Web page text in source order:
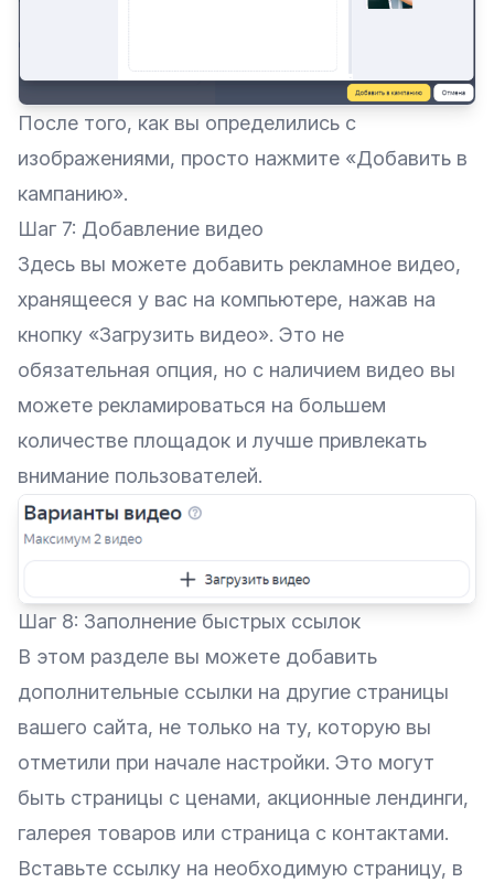
После того, как вы определились с
изображениями, просто нажмите «‎Добавить в
кампанию».
Шаг 7: Добавление видео
Здесь вы можете добавить рекламное видео,
хранящееся у вас на компьютере, нажав на
кнопку «‎Загрузить видео». Это не
обязательная опция, но с наличием видео вы
можете рекламироваться на большем
количестве площадок и лучше привлекать
внимание пользователей.
Шаг 8: Заполнение быстрых ссылок
В этом разделе вы можете добавить
дополнительные ссылки на другие страницы
вашего сайта, не только на ту, которую вы
отметили при начале настройки. Это могут
быть страницы с ценами, акционные лендинги,
галерея товаров или страница с контактами.
Вставьте ссылку на необходимую страницу, в